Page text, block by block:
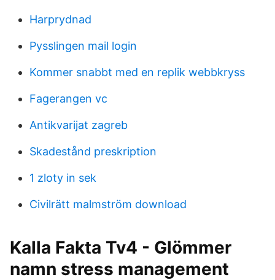
Harprydnad
Pysslingen mail login
Kommer snabbt med en replik webbkryss
Fagerangen vc
Antikvarijat zagreb
Skadestånd preskription
1 zloty in sek
Civilrätt malmström download
Kalla Fakta Tv4 - Glömmer
namn stress management